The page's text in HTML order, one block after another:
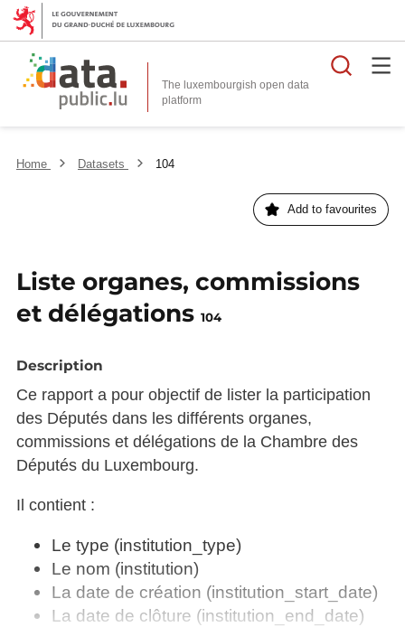
The luxembourgish open data
platform
Home Datasets 104
Add to favourites
Liste organes, commissions
et délégations 104
Description
Ce rapport a pour objectif de lister la participation
des Députés dans les différents organes,
commissions et délégations de la Chambre des
Députés du Luxembourg.
Il contient :
Le type (institution_type)
Le nom (institution)
La date de création (institution_start_date)
La date de clôture (institution_end_date)